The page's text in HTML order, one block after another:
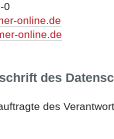
0
online.de
online.de
des
des